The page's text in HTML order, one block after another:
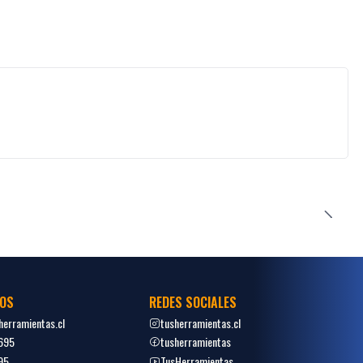
REDES SOCIALES
tusherramientas.cl
tusherramientas